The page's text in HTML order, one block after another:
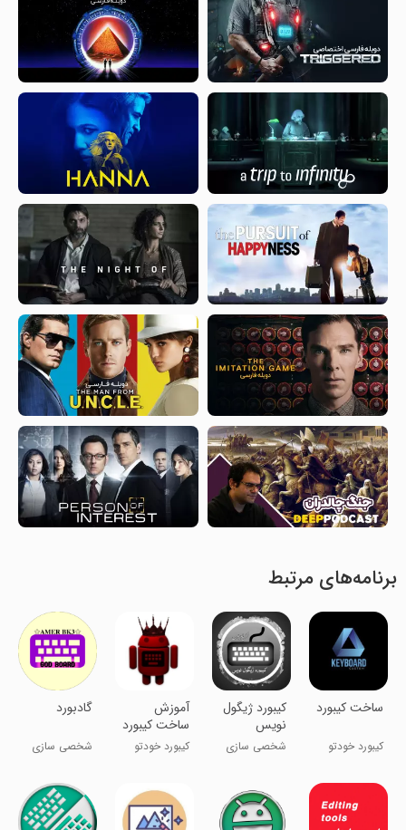
برنامه‌های مرتبط
ساخت کیبورد
کیبورد خودتو
کیبورد ژیگول
نویس
زکریاویروس
شخصی سازی
آموزش
ساخت کیبورد
اندروید با
موبایل
کیبورد خودتو
‏‏گادبورد
شخصی سازی